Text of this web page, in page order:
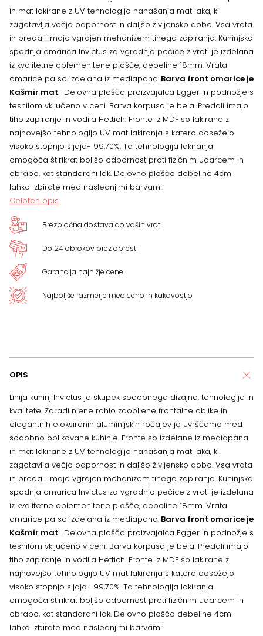
in mat lakirane z UV tehnologijo nanašanja mat laka, ki
zagotavlja večjo odpornost in daljšo življensko dobo. Vsa vrata
in predali imajo vgrajen mehanizem tihega zapiranja. Kuhinjska
spodnja omarica Invictus za vgradnjo pečice z vrati je izdelana
iz kvalitetne oplemenitene plošče, debeline 18mm. Vrata
omarice pa so izdelana iz mediapana. Barva front omarice je
Kašmir mat. Delovna plošča proizvajalca Egger in podnožje s
tesnilom vključeno v ceni. Barva korpusa je bela. Predali imajo
tiho zapiranje in vodila Hettich. Fronte iz MDF so lakirane z
najnovejšo tehnologijo UV mat lakiranja s katero dosežejo
visoko stopnjo sijaja- 99,70%. Ta tehnologija lakiranja
omogoča štirikrat boljšo odpornost proti fizičnim udarcem in
obrabo, kot standardni lak. Delovno ploščo debeline 4cm
lahko izbirate med naslednjimi barvami:
Celoten opis
Brezplačna dostava do vaših vrat
Do 24 obrokov brez obresti
Garancija najnižje cene
Najboljše razmerje med ceno in kakovostjo
OPIS
Linija kuhinj Invictus je skupek sodobnega dizajna, tehnologije in
kvalitete. Zaradi njene rahlo zaobljene frontalne oblike in
elegantnih eloksiranih aluminijskih ročajev jo uvrščamo med
sodobno oblikovane kuhinje. Fronte so izdelane iz mediapana
in mat lakirane z UV tehnologijo nanašanja mat laka, ki
zagotavlja večjo odpornost in daljšo življensko dobo. Vsa vrata
in predali imajo vgrajen mehanizem tihega zapiranja. Kuhinjska
spodnja omarica Invictus za vgradnjo pečice z vrati je izdelana
iz kvalitetne oplemenitene plošče, debeline 18mm. Vrata
omarice pa so izdelana iz mediapana. Barva front omarice je
Kašmir mat. Delovna plošča proizvajalca Egger in podnožje s
tesnilom vključeno v ceni. Barva korpusa je bela. Predali imajo
tiho zapiranje in vodila Hettich. Fronte iz MDF so lakirane z
najnovejšo tehnologijo UV mat lakiranja s katero dosežejo
visoko stopnjo sijaja- 99,70%. Ta tehnologija lakiranja
omogoča štirikrat boljšo odpornost proti fizičnim udarcem in
obrabo, kot standardni lak. Delovno ploščo debeline 4cm
lahko izbirate med naslednjimi barvami: